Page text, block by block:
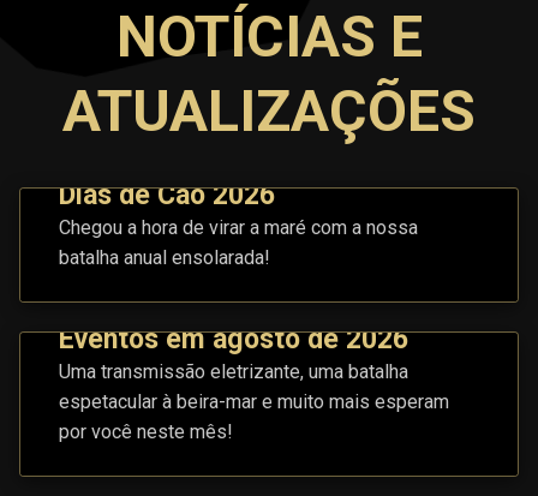
NOTÍCIAS E
ATUALIZAÇÕES
Dias de Cão 2026
Chegou a hora de virar a maré com a nossa
batalha anual ensolarada!
Eventos em agosto de 2026
Uma transmissão eletrizante, uma batalha
espetacular à beira-mar e muito mais esperam
por você neste mês!